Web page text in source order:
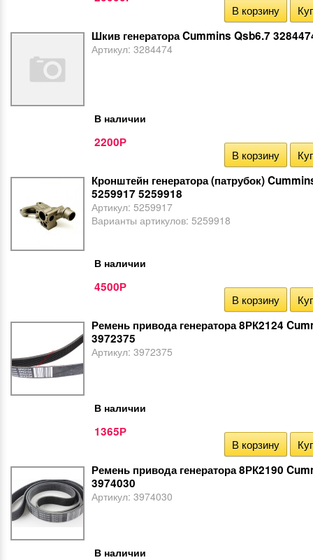
В корзину
Шкив генератора Cummins Qsb6.7
Артикул: 3284474
В наличии
2200Р
В корзину
Кронштейн генератора (патрубок)
5259917 5259918
Артикул: 5259917
Варианты артикулов: 5259918
В наличии
4500Р
В корзину
Ремень привода генератора 8РК2124
3972375
Артикул: 3972375
В наличии
1365Р
В корзину
Ремень привода генератора 8РК2190
3974030
Артикул: 3974030
В наличии